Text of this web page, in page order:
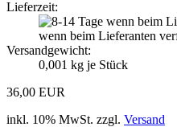
Lieferzeit:
wenn beim Lieferanten
Versandgewicht:
0,001 kg je Stück
36,00 EUR
inkl. 10% MwSt. zzgl. Versand